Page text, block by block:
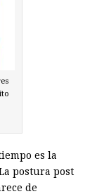
es la
postura post
de